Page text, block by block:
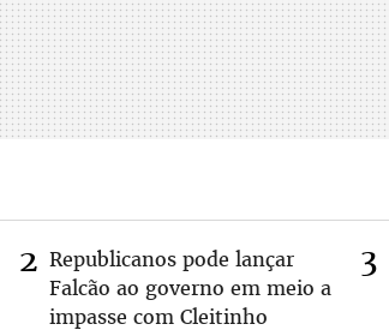
Republicanos pode lançar
Falcão ao governo em meio a
impasse com Cleitinho